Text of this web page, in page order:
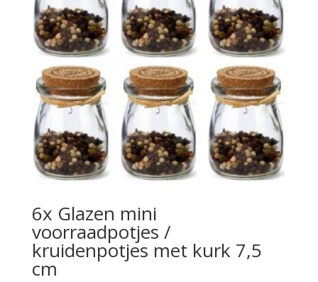
6x Glazen mini
voorraadpotjes /
kruidenpotjes met kurk 7,5
cm